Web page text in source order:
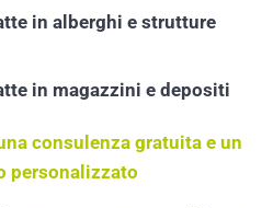
in alberghi e strutture
in magazzini e depositi
consulenza gratuita e un
personalizzato